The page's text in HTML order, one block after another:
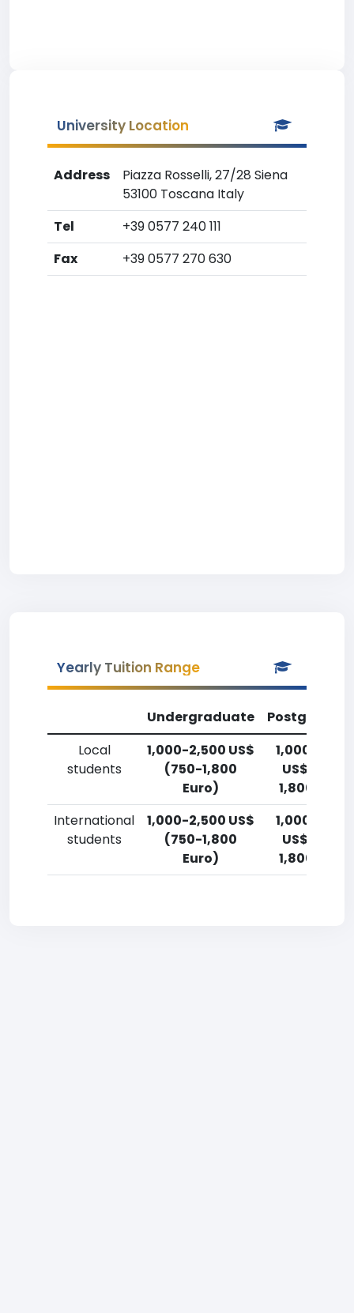
University Location
Address
Piazza Rosselli, 27/28 Siena
53100 Toscana Italy
Tel
+39 0577 240 111
Fax
+39 0577 270 630
Yearly Tuition Range
Undergraduate
Local
students
1,000-2,500 US$
(750-1,800
Euro)
1,000-2,500
US$ (750-
1,800 Euro)
International
students
1,000-2,500 US$
(750-1,800
Euro)
1,000-2,500
US$ (750-
1,800 Euro)